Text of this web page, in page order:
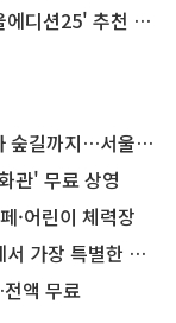
션25' 추천 코스
서울둘레길 15코스
관' 무료 상영
·어린이 체력장
한 편의점의 정체
액 무료